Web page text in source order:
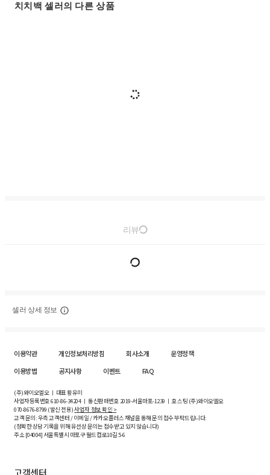
치치백 셀러의 다른 상품
리뷰
셀러 상세 정보
이용약관 개인정보처리방침 회사소개
운영정책
이용방법
공지사항 이벤트 FAQ
(주)와이오엘오 ㅣ 대표 황유미
사업자등록번호610-86-34204ㅣ 통신판매번호 2019-서울마포-1239 ㅣ 호스팅 (주)와이오엘오
070-8676-8799 (발신 전용)사업자 정보 확인 >
고객 문의: 우측 고객센터 / 이메일 / 카카오플러스 채널을 통해 문의 접수 부탁드립니다.
(정확한 상담 기록을 위해 유선상 문의는 접수받고 있지 않습니다)
주소 [04004] 서울특별시 마포구 월드컵로10길5-6
고객센터